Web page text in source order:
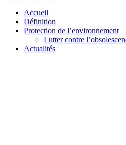
Accueil
Définition
Protection de l’environnement
Lutter contre
Actualités